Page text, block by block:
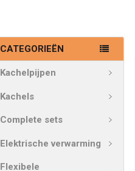
CATEGORIEËN
Kachelpijpen
Kachels
Complete sets
Elektrische verwarming
Flexibele